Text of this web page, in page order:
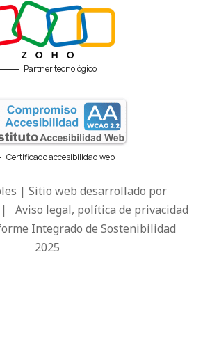
Partner tecnológico
Certificado accesibilidad web
| Sitio web desarrollado por
| Aviso legal, política de privacidad
Integrado de Sostenibilidad
2025